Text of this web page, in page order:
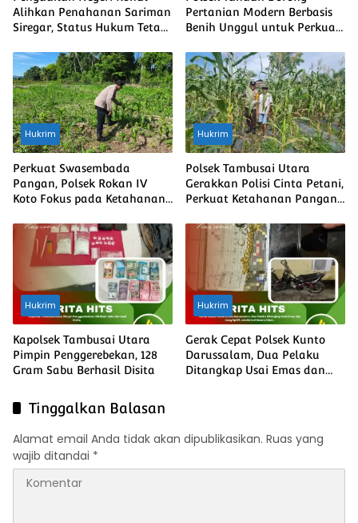
Alihkan Penahanan Sariman
Siregar, Status Hukum Tetap
Pertanian Modern Berbasis
Benih Unggul untuk Perkuat
Hukrim
Perkuat Swasembada
Pangan, Polsek Rokan IV
Koto Fokus pada Ketahanan
Hukrim
Polsek Tambusai Utara
Gerakkan Polisi Cinta Petani,
Perkuat Ketahanan Pangan
Hukrim
Kapolsek Tambusai Utara
Pimpin Penggerebekan, 128
Gram Sabu Berhasil Disita
Hukrim
Gerak Cepat Polsek Kunto
Darussalam, Dua Pelaku
Ditangkap Usai Emas dan
Tinggalkan Balasan
Alamat email Anda tidak akan dipublikasikan. Ruas yang
wajib ditandai *